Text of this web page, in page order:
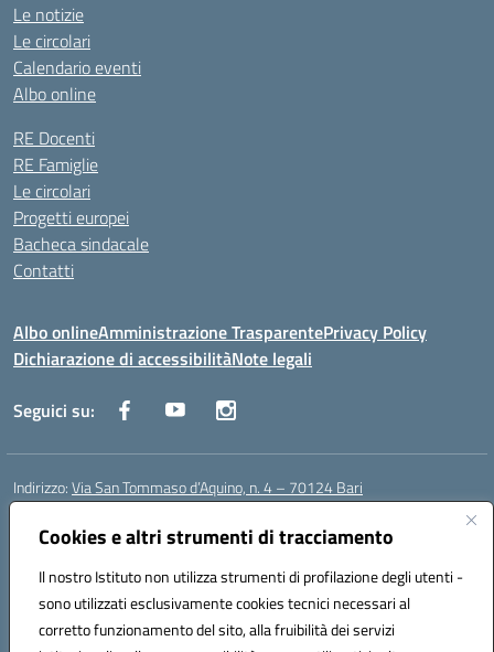
Cookies e altri strumenti di tracciamento
Il nostro Istituto non utilizza strumenti di profilazione degli utenti -
sono utilizzati esclusivamente cookies tecnici necessari al
corretto funzionamento del sito, alla fruibilità dei servizi
Le notizie
Le circolari
Calendario eventi
Albo online
RE Docenti
RE Famiglie
Le circolari
Progetti europei
Bacheca sindacale
Contatti
Albo onlineAmministrazione TrasparentePrivacy Policy
Dichiarazione di accessibilitàNote legali
Seguici su:
Indirizzo:Via San Tommaso d’Aquino, n. 4 – 70124 Bari
Centralino:
Posta elettronica certificata (PEC):bapc150004@pec.istruzione.it
Codice fiscale: 80011240720
Codice meccanografico:BAPC150004
Codice Indice delle Pubbliche Amministrazioni (IPA): istsc_bapc150004
Codice unico di fatturazione (CUF): UFLLWZ